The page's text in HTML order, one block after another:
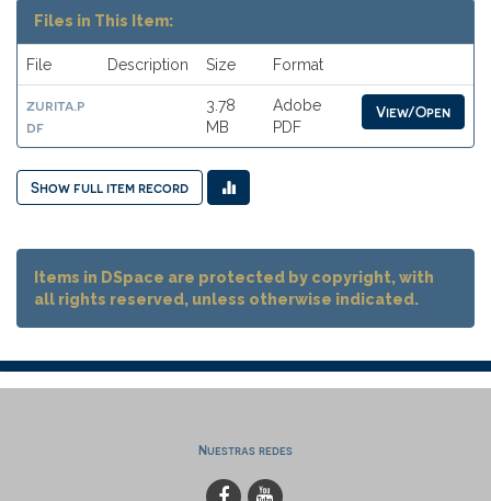
Files in This Item:
File Description Size Format
zurita.p
df
3.78
MB
Adobe
PDF
View/Open
Show full item record
Items in DSpace are protected by copyright, with
all rights reserved, unless otherwise indicated.
Nuestras redes